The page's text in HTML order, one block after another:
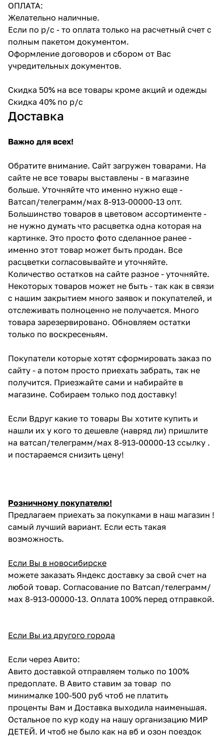
ОПЛАТА:
Желательно наличные.
Если по р/с - то оплата только на расчетный счет с
полным пакетом документом.
Оформление договоров и сбором от Вас
учредительных документов.
Скидка 50% на все товары кроме акций и одежды
Скидка 40% по р/с
Доставка
Важно для всех!
Обратите внимание. Сайт загружен товарами. На
сайте не все товары выставлены - в магазине
больше. Уточняйте что именно нужно еще -
Ватсап/телеграмм/мах 8-913-00000-13 опт.
Большинство товаров в цветовом ассортименте -
не нужно думать что расцветка одна которая на
картинке. Это просто фото сделанное ранее -
именно этот товар может быть продан. Все
расцветки согласовывайте и уточняйте.
Количество остатков на сайте разное - уточняйте.
Некоторых товаров может не быть - так как в связи
с нашим закрытием много заявок и покупателей, и
отслеживать полноценно не получается. Много
товара зарезервировано. Обновляем остатки
только по воскресеньям.
Покупатели которые хотят сформировать заказ по
сайту - а потом просто приехать забрать, так не
получится. Приезжайте сами и набирайте в
магазине. Собираем только под доставку!
Если Вдруг какие то товары Вы хотите купить и
нашли их у кого то дешевле (навряд ли) пришлите
на ватсап/телеграмм/мах 8-913-00000-13 ссылку .
и постараемся снизить цену!
Розничному покупателю!
Предлагаем приехать за покупками в наш магазин !
самый лучший вариант. Если есть такая
возможность.
Если Вы в новосибирске
можете заказать Яндекс доставку за свой счет на
любой товар. Согласование по Ватсап/телеграмм/
мах 8-913-00000-13. Оплата 100% перед отправкой.
Если Вы из другого города
Если через Авито:
Авито доставкой отправляем только по 100%
предоплате. В Авито ставим за товар по
минималке 100-500 руб чтоб не платить
проценты Вам и Доставка выходила наименьшая.
Остальное по кур коду на нашу организацию МИР
ДЕТЕЙ. И чтоб не было как на вб и озон поездок